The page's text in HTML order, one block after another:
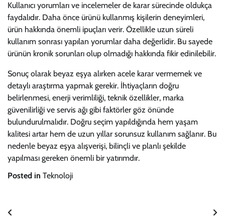
Kullanıcı yorumları ve incelemeler de karar sürecinde oldukça
faydalıdır. Daha önce ürünü kullanmış kişilerin deneyimleri,
ürün hakkında önemli ipuçları verir. Özellikle uzun süreli
kullanım sonrası yapılan yorumlar daha değerlidir. Bu sayede
ürünün kronik sorunları olup olmadığı hakkında fikir edinilebilir.
Sonuç olarak beyaz eşya alırken acele karar vermemek ve
detaylı araştırma yapmak gerekir. İhtiyaçların doğru
belirlenmesi, enerji verimliliği, teknik özellikler, marka
güvenilirliği ve servis ağı gibi faktörler göz önünde
bulundurulmalıdır. Doğru seçim yapıldığında hem yaşam
kalitesi artar hem de uzun yıllar sorunsuz kullanım sağlanır. Bu
nedenle beyaz eşya alışverişi, bilinçli ve planlı şekilde
yapılması gereken önemli bir yatırımdır.
Posted in Teknoloji